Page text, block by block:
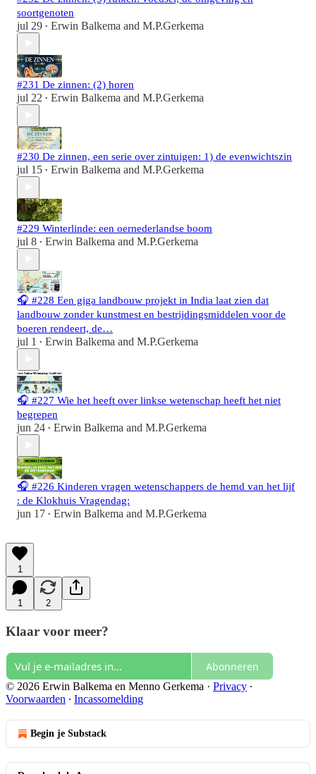
soortgenoten
jul 29 • Erwin Balkema and M.P.Gerkema
#231 De zinnen: (2) horen
jul 22 • Erwin Balkema and M.P.Gerkema
#230 De zinnen, een serie over zintuigen: 1) de evenwichtszin
jul 15 • Erwin Balkema and M.P.Gerkema
#229 Winterlinde: een oernederlandse boom
jul 8 • Erwin Balkema and M.P.Gerkema
🎧 #228 Een giga landbouw projekt in India laat zien dat
landbouw zonder kunstmest en bestrijdingsmiddelen voor de
boeren rendeert, de…
jul 1 • Erwin Balkema and M.P.Gerkema
🎧 #227 Wie het heeft over linkse wetenschap heeft het niet
begrepen
jun 24 • Erwin Balkema and M.P.Gerkema
🎧 #226 Kinderen vragen wetenschappers de hemd van het lijf
: de Klokhuis Vragendag:
jun 17 • Erwin Balkema and M.P.Gerkema
1
1 2
Klaar voor meer?
Abonneren
© 2026 Erwin Balkema en Menno Gerkema · Privacy ∙
Voorwaarden ∙ Incassomelding
Begin je Substack